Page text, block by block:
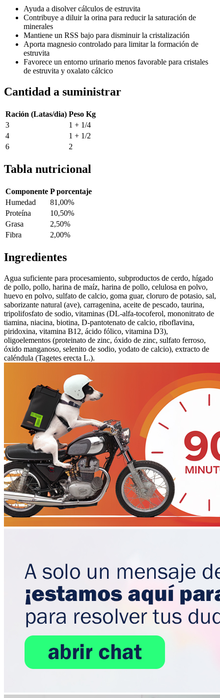
Ayuda a disolver cálculos de estruvita
Contribuye a diluir la orina para reducir la saturación de
minerales
Mantiene un RSS bajo para disminuir la cristalización
Aporta magnesio controlado para limitar la formación de
estruvita
Favorece un entorno urinario menos favorable para cristales
de estruvita y oxalato cálcico
Cantidad a suministrar
Ración (Latas/dia) Peso Kg
3
1 + 1/4
4
1 + 1/2
6
2
Tabla nutricional
Componente P porcentaje
Humedad
81,00%
Proteína
10,50%
Grasa
2,50%
Fibra
2,00%
Ingredientes
Agua suficiente para procesamiento, subproductos de cerdo, hígado
de pollo, pollo, harina de maíz, harina de pollo, celulosa en polvo,
huevo en polvo, sulfato de calcio, goma guar, cloruro de potasio, sal,
saborizante natural (ave), carragenina, aceite de pescado, taurina,
tripolifosfato de sodio, vitaminas (DL-alfa-tocoferol, mononitrato de
tiamina, niacina, biotina, D-pantotenato de calcio, riboflavina,
piridoxina, vitamina B12, ácido fólico, vitamina D3),
oligoelementos (proteinato de zinc, óxido de zinc, sulfato ferroso,
óxido manganoso, selenito de sodio, yodato de calcio), extracto de
caléndula (Tagetes erecta L.).